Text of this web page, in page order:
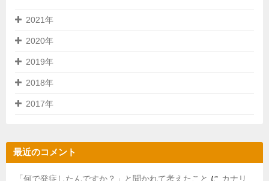
2021年
2020年
2019年
2018年
2017年
最近のコメント
「何で発症したんですか？」と聞かれて考えたこと に カナリ